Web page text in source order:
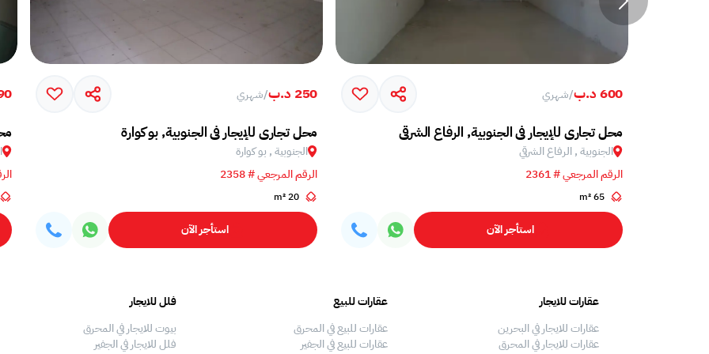
600 د.ب /شهري
محل تجاري للإيجار في الجنوبية, الرفاع الشرقي
الجنوبية , الرفاع الشرقي
الرقم المرجعي # 2361
65 m²
استأجر الآن
250 د.ب /شهري
محل تجاري للإيجار في الجنوبية, بو كوارة
الجنوبية , بو كوارة
الرقم المرجعي # 2358
20 m²
استأجر الآن
90
عقارات للايجار
عقارات للايجار في البحرين
عقارات للايجار في المحرق
عقارات للبيع
عقارات للبيع في المحرق
عقارات للبيع في الجفير
فلل للايجار
بيوت للايجار في المحرق
فلل للايجار في الجفير